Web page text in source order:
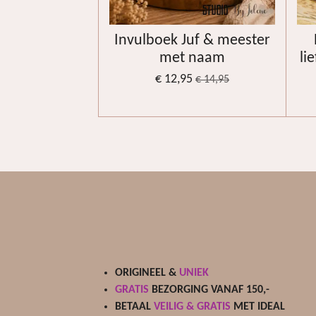
Invulboek Juf & meester
met naam
€ 12,95 € 14,95
ORIGINEEL & UNIEK
GRATIS BEZORGING VANAF 150,-
BETAAL VEILIG & GRATIS MET IDEAL